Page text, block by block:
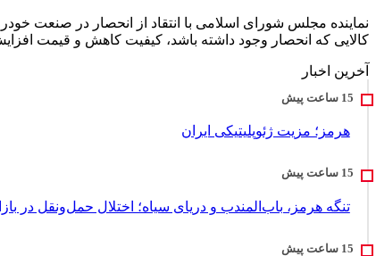
نماینده مجلس شورای اسلامی با انتقاد از انحصار در صنعت
کالایی که انحصار وجود داشته باشد، کیفیت کاهش و قیمت
آخرین اخبار
هرمز؛ مزیت ژئوپلیتیکی ایران
تنگه هرمز، باب‌المندب و دریای سیاه؛ اختلال حمل‌ونقل در